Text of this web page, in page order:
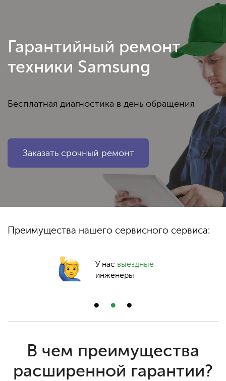
Гарантийный ремонт
техники Samsung
Бесплатная диагностика в день обращения
Заказать срочный ремонт
Преимущества нашего сервисного сервиса:
У нас выездные
инженеры
В чем преимущества
расширенной гарантии?